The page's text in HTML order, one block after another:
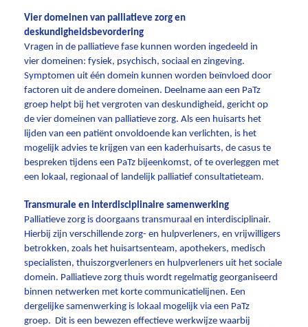
Vier domeinen van palliatieve zorg en
deskundigheidsbevordering
Vragen in de palliatieve fase kunnen worden ingedeeld in
vier domeinen: fysiek, psychisch, sociaal en zingeving.
Symptomen uit één domein kunnen worden beïnvloed door
factoren uit de andere domeinen. Deelname aan een PaTz
groep helpt bij het vergroten van deskundigheid, gericht op
de vier domeinen van palliatieve zorg. Als een huisarts het
lijden van een patiënt onvoldoende kan verlichten, is het
mogelijk advies te krijgen van een kaderhuisarts, de casus te
bespreken tijdens een PaTz bijeenkomst, of te overleggen met
een lokaal, regionaal of landelijk palliatief consultatieteam.
Transmurale en interdisciplinaire samenwerking
Palliatieve zorg is doorgaans transmuraal en interdisciplinair.
Hierbij zijn verschillende zorg- en hulpverleners, en vrijwilligers
betrokken, zoals het huisartsenteam, apothekers, medisch
specialisten, thuiszorgverleners en hulpverleners uit het sociale
domein. Palliatieve zorg thuis wordt regelmatig georganiseerd
binnen netwerken met korte communicatielijnen. Een
dergelijke samenwerking is lokaal mogelijk via een PaTz
groep. Dit is een bewezen effectieve werkwijze waarbij